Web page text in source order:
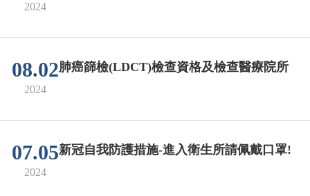
2024
08.02
2024
肺癌篩檢(LDCT)檢查資格及檢查醫療院所
07.05
2024
新冠自我防護措施-進入衛生所請佩戴口罩!